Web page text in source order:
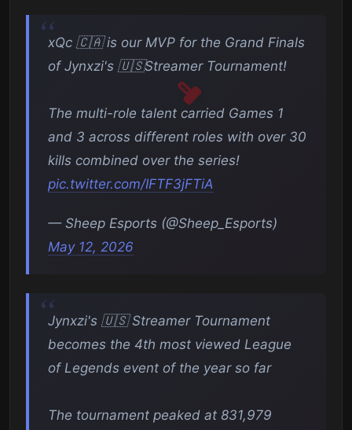
xQc 🇨🇦 is our MVP for the Grand Finals
of Jynxzi's 🇺🇸Streamer Tournament!
The multi-role talent carried Games 1
and 3 across different roles with over 30
kills combined over the series!
pic.twitter.com/IFTF3jFTiA
— Sheep Esports (@Sheep_Esports)
May 12, 2026
Jynxzi's 🇺🇸 Streamer Tournament
becomes the 4th most viewed League
of Legends event of the year so far
The tournament peaked at 831,979